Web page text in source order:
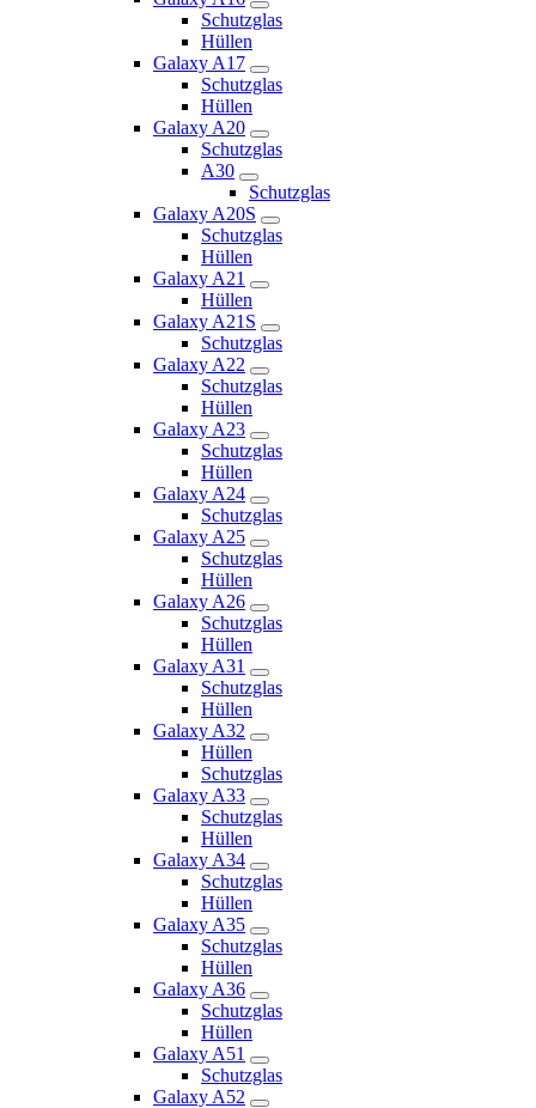
Schutzglas
Hüllen
Galaxy A17
Schutzglas
Hüllen
Galaxy A20
Schutzglas
A30
Schutzglas
Galaxy A20S
Schutzglas
Hüllen
Galaxy A21
Hüllen
Galaxy A21S
Schutzglas
Galaxy A22
Schutzglas
Hüllen
Galaxy A23
Schutzglas
Hüllen
Galaxy A24
Schutzglas
Galaxy A25
Schutzglas
Hüllen
Galaxy A26
Schutzglas
Hüllen
Galaxy A31
Schutzglas
Hüllen
Galaxy A32
Hüllen
Schutzglas
Galaxy A33
Schutzglas
Hüllen
Galaxy A34
Schutzglas
Hüllen
Galaxy A35
Schutzglas
Hüllen
Galaxy A36
Schutzglas
Hüllen
Galaxy A51
Schutzglas
Galaxy A52